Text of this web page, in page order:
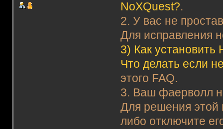
NoXQuest?.
2. У вас не
Для исправления
3) Как
Что делать если
этого FAQ.
3. Ваш фаерволл
Для решения этой
либо отключите